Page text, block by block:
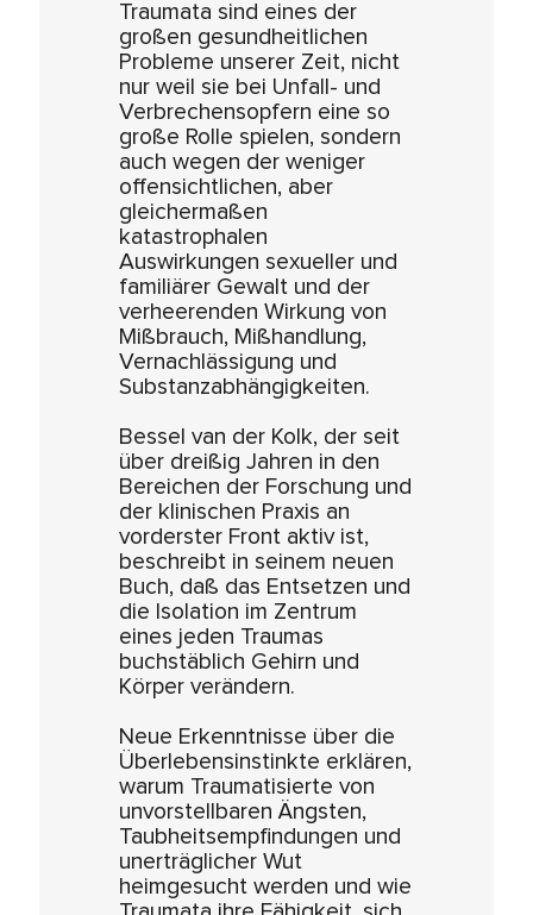
Traumata sind eines der
großen gesundheitlichen
Probleme unserer Zeit, nicht
nur weil sie bei Unfall- und
Verbrechensopfern eine so
große Rolle spielen, sondern
auch wegen der weniger
offensichtlichen, aber
gleichermaßen
katastrophalen
Auswirkungen sexueller und
familiärer Gewalt und der
verheerenden Wirkung von
Mißbrauch, Mißhandlung,
Vernachlässigung und
Substanzabhängigkeiten.
Bessel van der Kolk, der seit
über dreißig Jahren in den
Bereichen der Forschung und
der klinischen Praxis an
vorderster Front aktiv ist,
beschreibt in seinem neuen
Buch, daß das Entsetzen und
die Isolation im Zentrum
eines jeden Traumas
buchstäblich Gehirn und
Körper verändern.
Neue Erkenntnisse über die
Überlebensinstinkte erklären,
warum Traumatisierte von
unvorstellbaren Ängsten,
Taubheitsempfindungen und
unerträglicher Wut
heimgesucht werden und wie